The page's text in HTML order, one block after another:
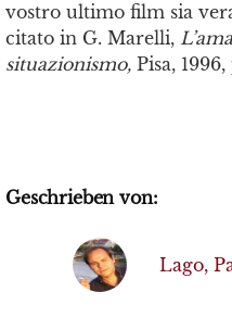
vostro ultimo film sia
citato in G. Marelli,
situazionismo, Pisa,
Geschrieben von:
Lago,